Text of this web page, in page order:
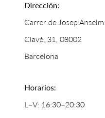
Dirección:
Carrer de Josep Anselm
Clavé, 31, 08002
Barcelona
Horarios:
L–V: 16:30–20:30